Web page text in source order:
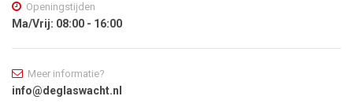
Openingstijden
Ma/Vrij: 08:00 - 16:00
Meer informatie?
info@deglaswacht.nl